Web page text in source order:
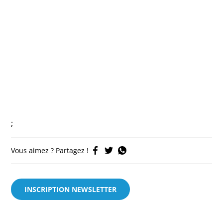
;
Vous aimez ? Partagez !
INSCRIPTION NEWSLETTER